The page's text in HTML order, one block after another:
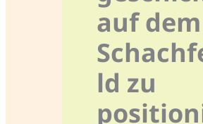
auf dem
ld zu